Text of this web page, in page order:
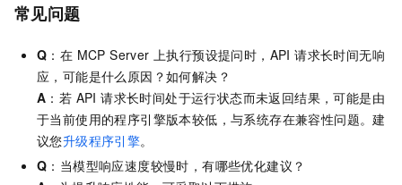
常见问题
Q ：在 MCP Server 上执行预设提问时，API 请求长时间无响
应，可能是什么原因？如何解决？
A ：若 API 请求长时间处于运行状态而未返回结果，可能是由
于当前使用的程序引擎版本较低，与系统存在兼容性问题。建
议您升级程序引擎。
Q ：当模型响应速度较慢时，有哪些优化建议？